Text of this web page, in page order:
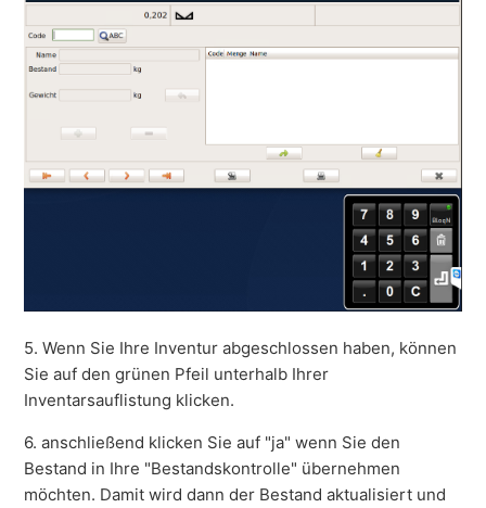
5. Wenn Sie Ihre Inventur abgeschlossen haben, können
Sie auf den grünen Pfeil unterhalb Ihrer
Inventarsauflistung klicken.
6. anschließend klicken Sie auf "ja" wenn Sie den
Bestand in Ihre "Bestandskontrolle" übernehmen
möchten. Damit wird dann der Bestand aktualisiert und